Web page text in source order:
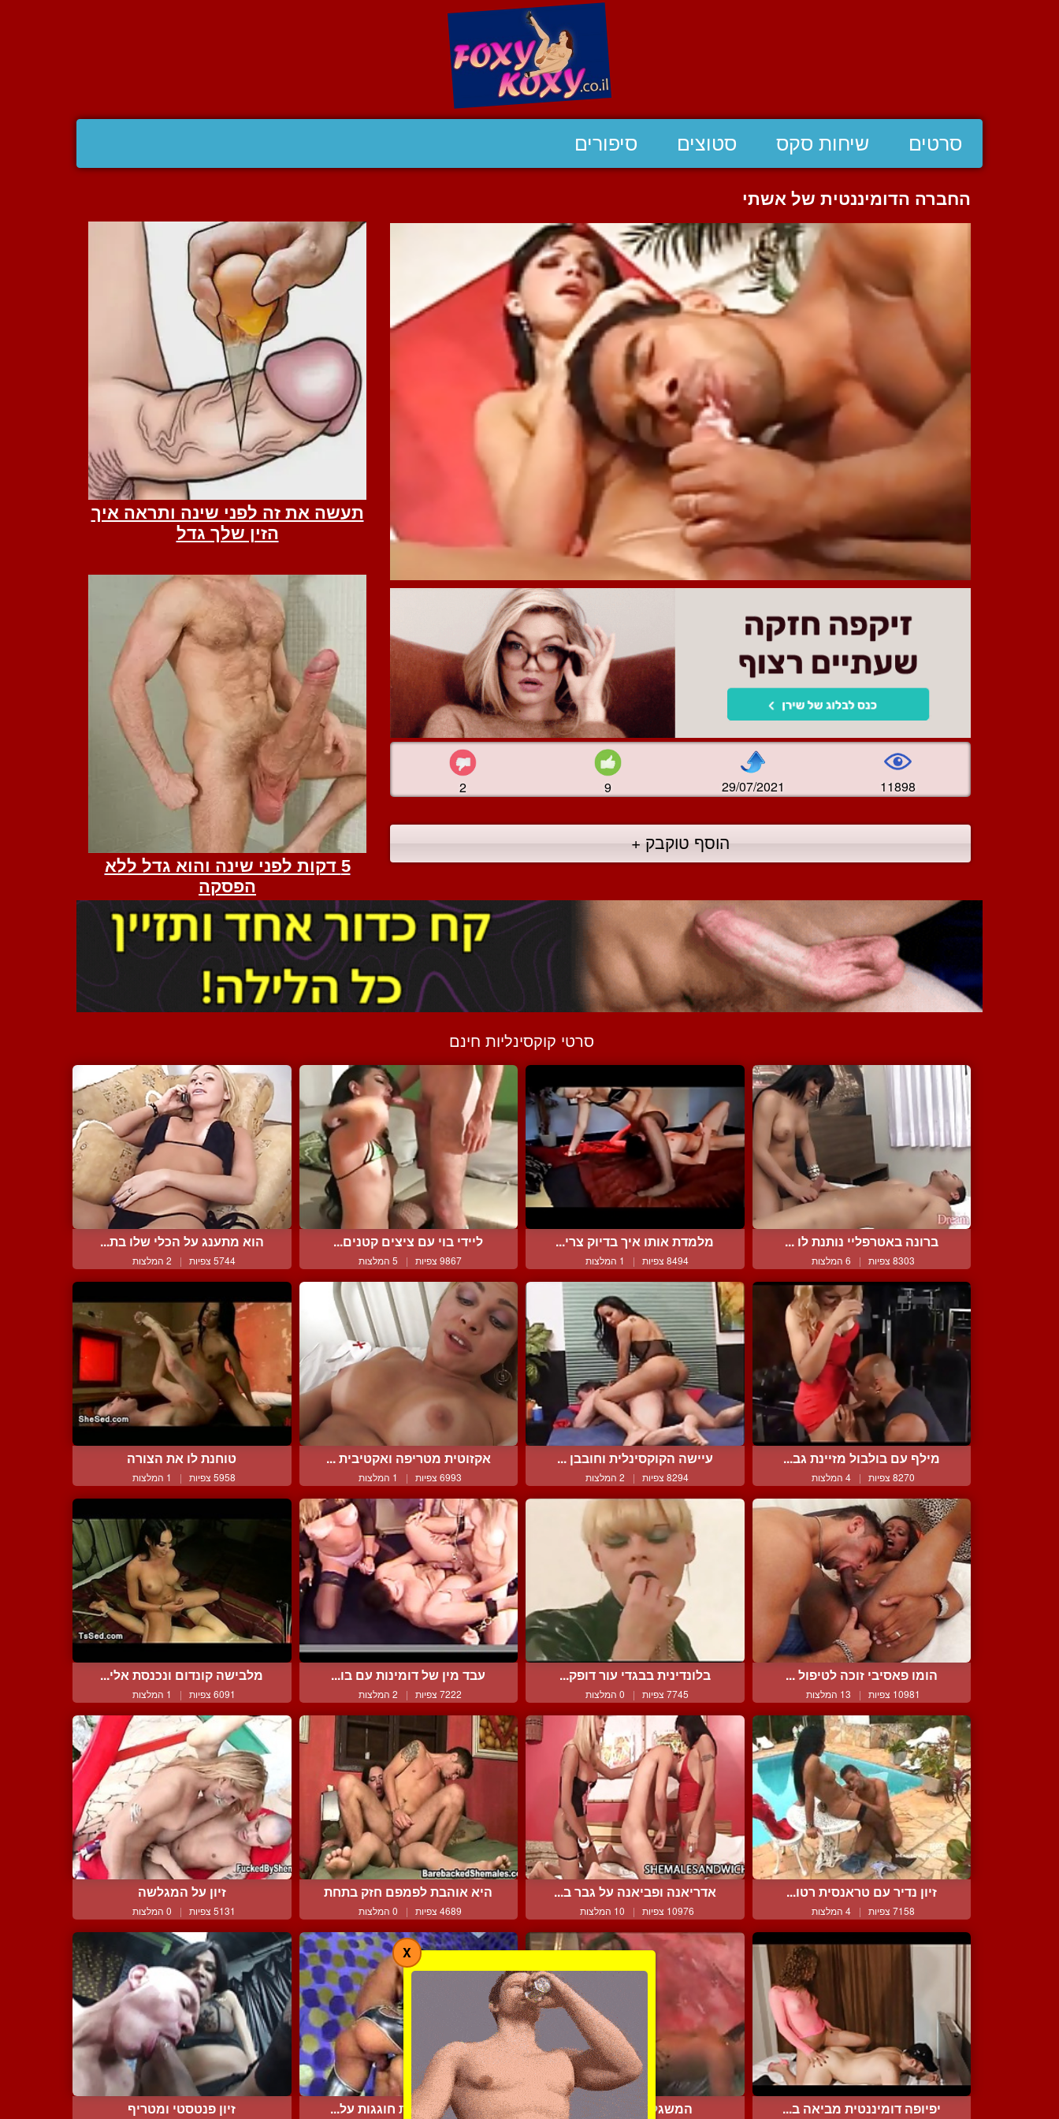
סרטים שיחות סקס סטוצים סיפורים
החברה הדומיננטית של אשתי
2 9 29/07/2021 11898
הוסף טוקבק +
סרטי קוקסינליות חינם
ברונה באטרפליי נותנת לו ...
8303 צפיות | 6 המלצות
מלמדת אותו איך בדיוק צרי...
8494 צפיות | 1 המלצות
ליידי בוי עם ציצים קטנים...
9867 צפיות | 5 המלצות
הוא מתענג על הכלי שלו בת...
5744 צפיות | 2 המלצות
מילף עם בולבול מזיינת גב...
8270 צפיות | 4 המלצות
עיישה הקוקסינלית וחובבן ...
8294 צפיות | 2 המלצות
אקזוטית מטריפה ואקטיבית ...
6993 צפיות | 1 המלצות
טוחנת לו את הצורה
5958 צפיות | 1 המלצות
הומו פאסיבי זוכה לטיפול ...
10981 צפיות | 13 המלצות
בלונדינית בבגדי עור דופק...
7745 צפיות | 0 המלצות
עבד מין של דומינות עם בו...
7222 צפיות | 2 המלצות
מלבישה קונדום ונכנסת אלי...
6091 צפיות | 1 המלצות
זיון נדיר עם טראנסית רטו...
7158 צפיות | 4 המלצות
אדריאנה ופביאנה על גבר ב...
10976 צפיות | 10 המלצות
היא אוהבת לפמפם חזק בתחת
4689 צפיות | 0 המלצות
זיון על המגלשה
5131 צפיות | 0 המלצות
יפיופה דומיננטית מביאה ב... המשגלת המדופלמת שתי קוקסינליות חוגגות על... זיון פנטסטי ומטריף
X